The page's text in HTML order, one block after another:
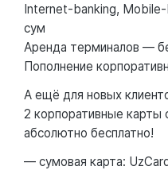
Internet-banking,
сум
Аренда терминалов —
Пополнение
А ещё для новых
2 корпоративные карты
абсолютно бесплатно!
— сумовая карта: